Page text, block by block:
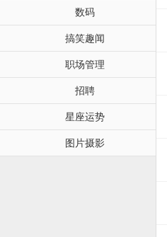
数码
搞笑趣闻
职场管理
招聘
星座运势
图片摄影